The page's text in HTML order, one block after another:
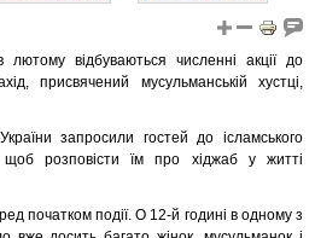
відбуваються численні акції до
присвячений мусульманській хустці,
запросили гостей до ісламського
щоб розповісти їм про хіджаб у житті
початком події. О 12-й годині в одному з